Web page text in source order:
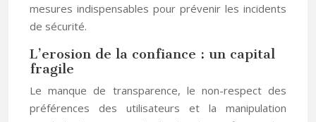
mesures indispensables pour prévenir les incidents
de sécurité.
L’erosion de la confiance : un capital
fragile
Le manque de transparence, le non-respect des
préférences des utilisateurs et la manipulation